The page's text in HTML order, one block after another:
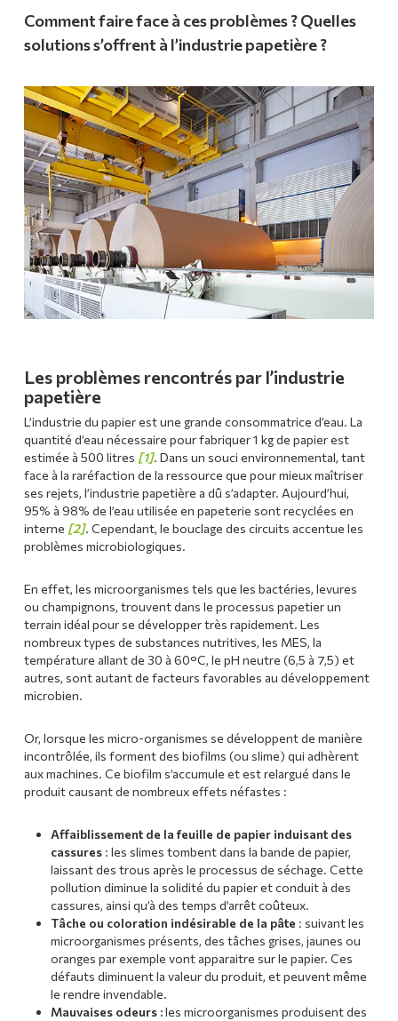
Comment faire face à ces problèmes ? Quelles
solutions s’offrent à l’industrie papetière ?
Les problèmes rencontrés par l’industrie
papetière
L’industrie du papier est une grande consommatrice d’eau. La
quantité d’eau nécessaire pour fabriquer 1 kg de papier est
estimée à 500 litres [1]. Dans un souci environnemental, tant
face à la raréfaction de la ressource que pour mieux maîtriser
ses rejets, l’industrie papetière a dû s’adapter. Aujourd’hui,
95% à 98% de l’eau utilisée en papeterie sont recyclées en
interne [2]. Cependant, le bouclage des circuits accentue les
problèmes microbiologiques.
En effet, les microorganismes tels que les bactéries, levures
ou champignons, trouvent dans le processus papetier un
terrain idéal pour se développer très rapidement. Les
nombreux types de substances nutritives, les MES, la
température allant de 30 à 60°C, le pH neutre (6,5 à 7,5) et
autres, sont autant de facteurs favorables au développement
microbien.
Or, lorsque les micro-organismes se développent de manière
incontrôlée, ils forment des biofilms (ou slime) qui adhèrent
aux machines. Ce biofilm s’accumule et est relargué dans le
produit causant de nombreux effets néfastes :
Affaiblissement de la feuille de papier induisant des
cassures: les slimes tombent dans la bande de papier,
laissant des trous après le processus de séchage. Cette
pollution diminue la solidité du papier et conduit à des
cassures, ainsi qu’à des temps d’arrêt coûteux.
Tâche ou coloration indésirable de la pâte : suivant les
microorganismes présents, des tâches grises, jaunes ou
oranges par exemple vont apparaitre sur le papier. Ces
défauts diminuent la valeur du produit, et peuvent même
le rendre invendable.
Mauvaises odeurs :les microorganismes produisent des